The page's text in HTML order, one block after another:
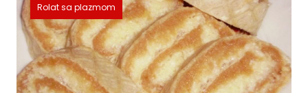
Rolat sa plazmom